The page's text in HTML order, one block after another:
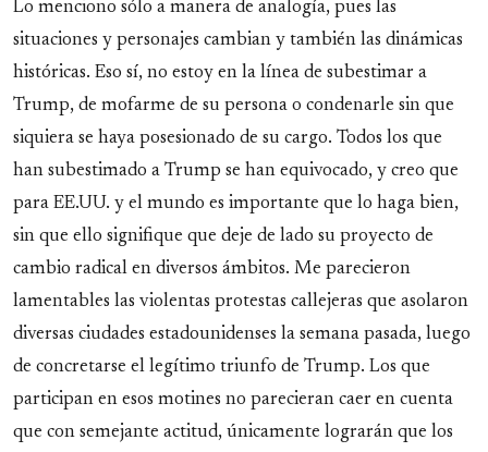
Lo menciono sólo a manera de analogía, pues las
situaciones y personajes cambian y también las dinámicas
históricas. Eso sí, no estoy en la línea de subestimar a
Trump, de mofarme de su persona o condenarle sin que
siquiera se haya posesionado de su cargo. Todos los que
han subestimado a Trump se han equivocado, y creo que
para EE.UU. y el mundo es importante que lo haga bien,
sin que ello signifique que deje de lado su proyecto de
cambio radical en diversos ámbitos. Me parecieron
lamentables las violentas protestas callejeras que asolaron
diversas ciudades estadounidenses la semana pasada, luego
de concretarse el legítimo triunfo de Trump. Los que
participan en esos motines no parecieran caer en cuenta
que con semejante actitud, únicamente lograrán que los